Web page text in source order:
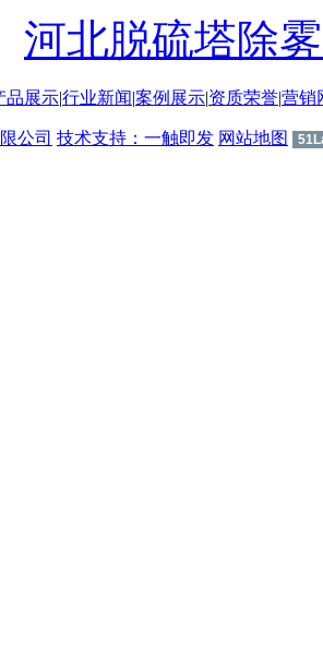
河北脱硫塔除
品展示|行业新闻|案例展示|资质荣誉|营销
公司 技术支持：一触即发 网站地图